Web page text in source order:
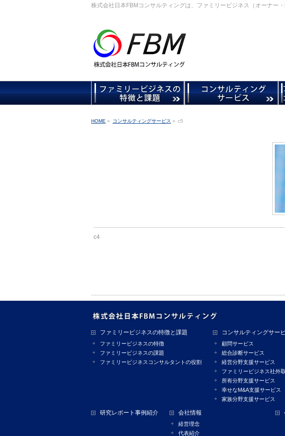
株式会社日本FBMコンサルティングは、ファミリービジネス（オーナー
HOME » コンサルティングサービス » c5
c4
ファミリービジネスの特徴と課題
ファミリービジネスの特徴
ファミリービジネスの課題
ファミリービジネスコンサルタントの役割
コンサルティングサー
顧問サービス
総合診断サービス
経営分野支援サービス
ファミリービジネス社外
所有分野支援サービス
幸せなM&A支援サービス
家族分野支援サービス
研究レポート事例紹介 会社情報
経営理念
代表紹介